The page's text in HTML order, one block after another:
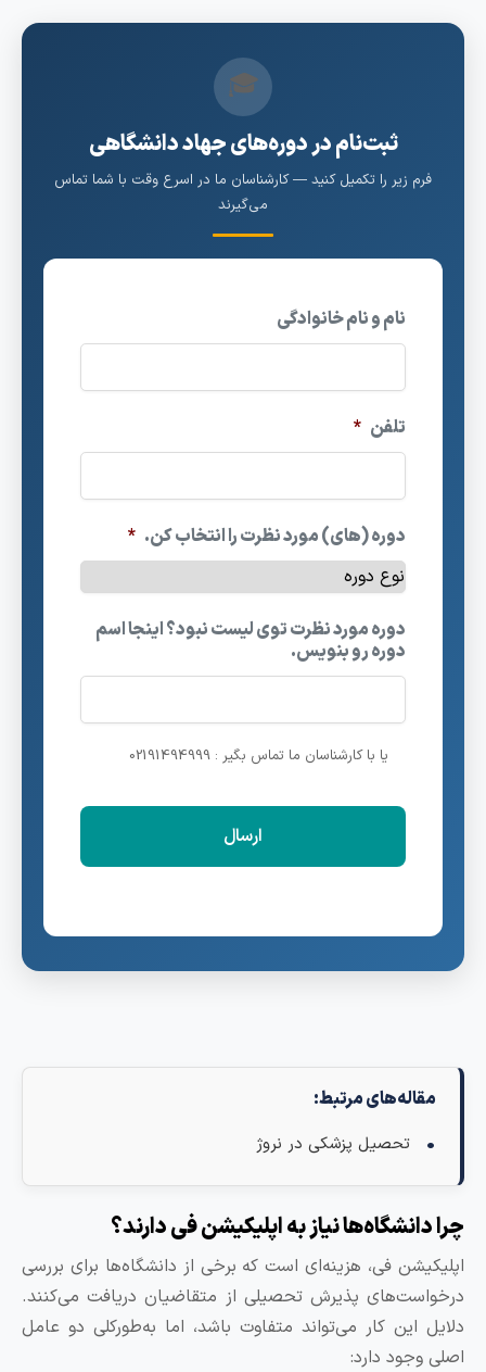
🎓
ثبت‌نام در دوره‌های جهاد دانشگاهی
فرم زیر را تکمیل کنید — کارشناسان ما در اسرع وقت با شما تماس
می‌گیرند
نام و نام خانوادگی
تلفن *
دوره (های) مورد نظرت را انتخاب کن. *
دوره مورد نظرت توی لیست نبود؟ اینجا اسم
دوره رو بنویس.
یا با کارشناسان ما تماس بگیر : 02191494999
مقاله‌های مرتبط:
تحصیل پزشکی در نروژ
دانشگاه‌ها نیاز به اپلیکیشن فی دارند؟
فی، هزینه‌ای است که برخی از دانشگاه‌ها برای بررسی
پذیرش تحصیلی از متقاضیان دریافت می‌کنند.
این کار می‌تواند متفاوت باشد، اما به‌طورکلی دو عامل
وجود دارد: